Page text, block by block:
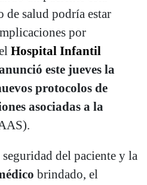
de salud podría estar
por
Hospital Infantil
este jueves la
protocolos de
asociadas a la
del paciente y la
brindado, el